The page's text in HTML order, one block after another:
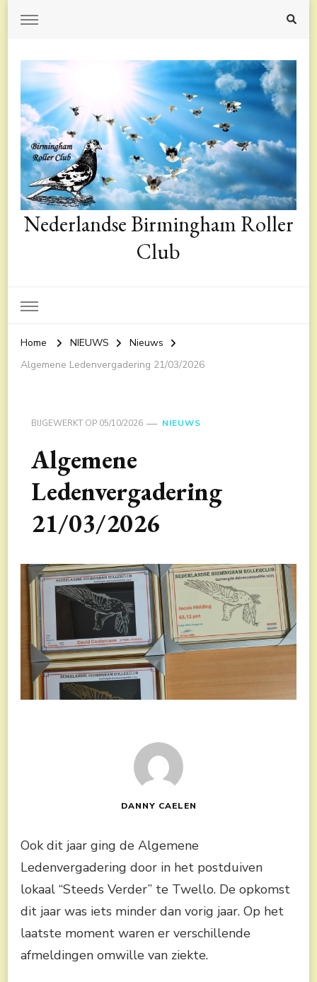
Nederlandse Birmingham Roller
Club
Home NIEUWS
Nieuws
Algemene Ledenvergadering 21/03/2026
BIJGEWERKT OP 05/10/2026 NIEUWS
Algemene
Ledenvergadering
21/03/2026
DANNY CAELEN
Ook dit jaar ging de Algemene
Ledenvergadering door in het postduiven
lokaal “Steeds Verder” te Twello. De opkomst
dit jaar was iets minder dan vorig jaar. Op het
laatste moment waren er verschillende
afmeldingen omwille van ziekte.